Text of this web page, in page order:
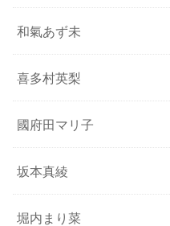
和氣あず未
喜多村英梨
國府田マリ子
坂本真綾
堀内まり菜